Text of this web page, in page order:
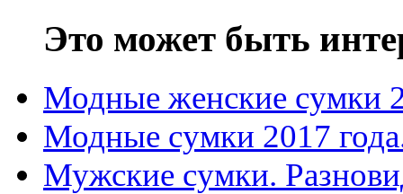
Это может быть
Модные женские сумки
Модные сумки 2017
Мужские сумки.